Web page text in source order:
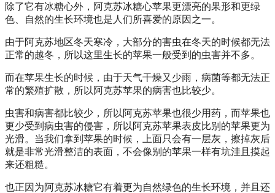
除了它有冰糖心外，阿克苏冰糖心苹果更漂亮的果形和更绿
色、自然的生长环境也是人们所喜爱的原因之一。
由于阿克苏地区冬天寒冷，大部分的害虫在冬天的时候都无法
正常的越冬，所以这里生长的苹果一般受到的虫害并不多。
而在苹果生长的时候，由于天气干燥又少雨，病菌等都无法正
常的繁殖扩散，所以阿克苏苹果的病害也比较少。
虫害和病害都比较少，所以阿克苏苹果也很少用药，而苹果也
更少受到病虫害的侵害，所以阿克苏苹果表皮比别的苹果更为
光滑。当我们拿到苹果的时候，上面只会有一层灰，擦掉灰后
就是非常光滑整洁的表面，不会像别的苹果一样有坑洼且摸起
来还粗糙。
也正因为阿克苏冰糖它有着更为自然绿色的生长环境，并且还